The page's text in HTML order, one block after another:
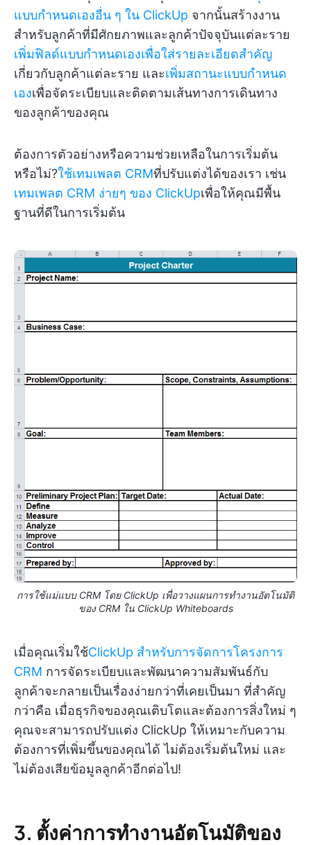
แบบกำหนดเองอื่น ๆ ใน ClickUp จากนั้นสร้างงาน
สำหรับลูกค้าที่มีศักยภาพและลูกค้าปัจจุบันแต่ละราย
เพิ่มฟิลด์แบบกำหนดเองเพื่อใส่รายละเอียดสำคัญ
เกี่ยวกับลูกค้าแต่ละราย และเพิ่มสถานะแบบกำหนด
เองเพื่อจัดระเบียบและติดตามเส้นทางการเดินทาง
ของลูกค้าของคุณ
ต้องการตัวอย่างหรือความช่วยเหลือในการเริ่มต้น
หรือไม่?ใช้เทมเพลต CRMที่ปรับแต่งได้ของเรา เช่น
เทมเพลต CRM ง่ายๆ ของ ClickUpเพื่อให้คุณมีพื้น
ฐานที่ดีในการเริ่มต้น
การใช้แม่แบบ CRM โดย ClickUp เพื่อวางแผนการทำงานอัตโนมัติ
ของ CRM ใน ClickUp Whiteboards
เมื่อคุณเริ่มใช้ClickUp สำหรับการจัดการโครงการ
CRM การจัดระเบียบและพัฒนาความสัมพันธ์กับ
ลูกค้าจะกลายเป็นเรื่องง่ายกว่าที่เคยเป็นมา ที่สำคัญ
กว่าคือ เมื่อธุรกิจของคุณเติบโตและต้องการสิ่งใหม่ ๆ
คุณจะสามารถปรับแต่ง ClickUp ให้เหมาะกับความ
ต้องการที่เพิ่มขึ้นของคุณได้ ไม่ต้องเริ่มต้นใหม่ และ
ไม่ต้องเสียข้อมูลลูกค้าอีกต่อไป!
3. ตั้งค่าการทำงานอัตโนมัติของ